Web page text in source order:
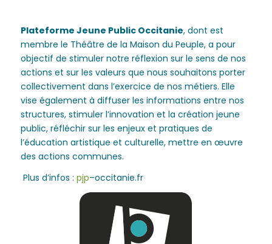
Plateforme Jeune Public Occitanie, dont est
membre le Théâtre de la Maison du Peuple, a pour
objectif de stimuler notre réflexion sur le sens de nos
actions et sur les valeurs que nous souhaitons porter
collectivement dans l’exercice de nos métiers. Elle
vise également à diffuser les informations entre nos
structures, stimuler l’innovation et la création jeune
public, réfléchir sur les enjeux et pratiques de
l’éducation artistique et culturelle, mettre en œuvre
des actions communes.
Plus d’infos : pjp–occitanie.fr